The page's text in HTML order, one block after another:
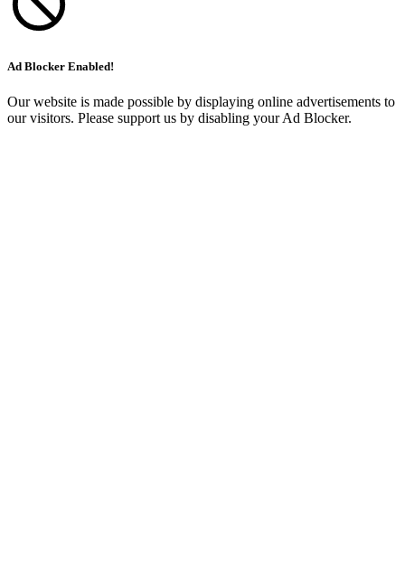
Ad Blocker Enabled!
Our website is made possible by displaying online advertisements to
our visitors. Please support us by disabling your Ad Blocker.